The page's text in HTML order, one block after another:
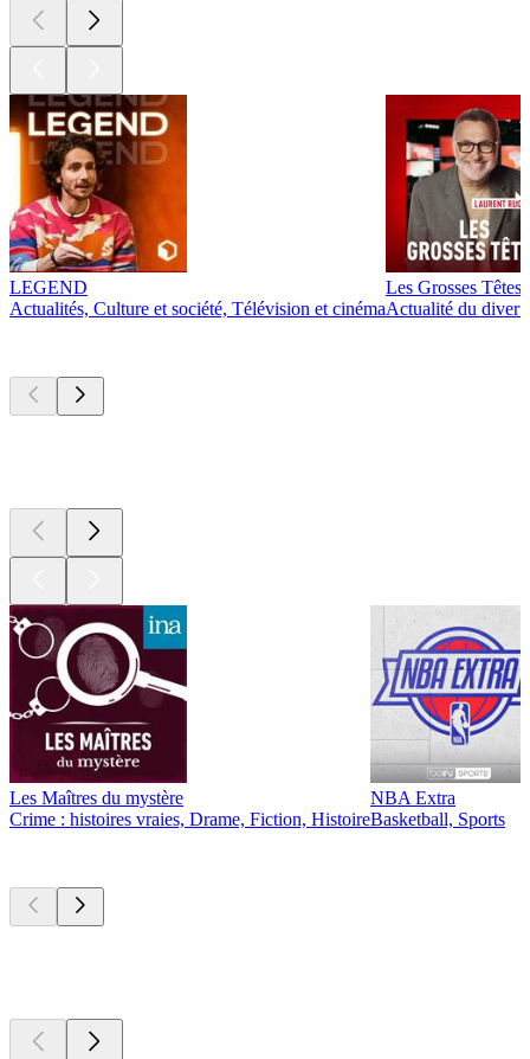
LEGEND
Actualités, Culture et société, Télévision et cinéma
Les Grosses Têtes
Actualité du
Les Maîtres du mystère
Crime : histoires vraies, Drame, Fiction, Histoire
NBA Extra
Basketball, Sports